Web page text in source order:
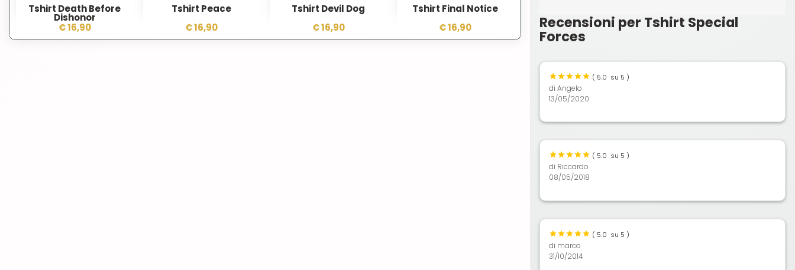
Tshirt Death Before
Dishonor
€ 16,90
Tshirt Peace
€ 16,90
Tshirt Devil Dog
€ 16,90
Tshirt Final Notice
€ 16,90
Recensioni per Tshirt Special
Forces
( 5.0 su 5 )
di Angelo
13/05/2020
( 5.0 su 5 )
di Riccardo
08/05/2018
( 5.0 su 5 )
di marco
31/10/2014